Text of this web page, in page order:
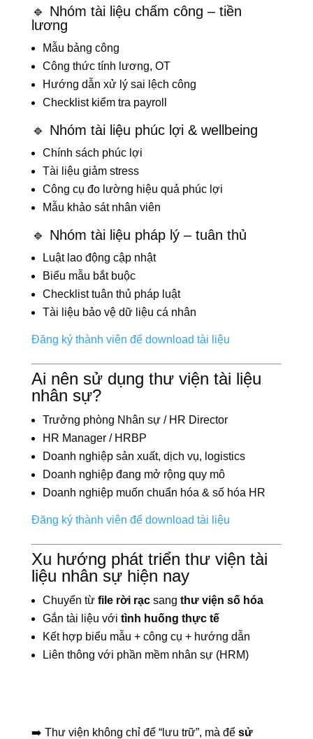
🔹 Nhóm tài liệu chấm công – tiền
lương
Mẫu bảng công
Công thức tính lương, OT
Hướng dẫn xử lý sai lệch công
Checklist kiểm tra payroll
🔹 Nhóm tài liệu phúc lợi & wellbeing
Chính sách phúc lợi
Tài liệu giảm stress
Công cụ đo lường hiệu quả phúc lợi
Mẫu khảo sát nhân viên
🔹 Nhóm tài liệu pháp lý – tuân thủ
Luật lao động cập nhật
Biểu mẫu bắt buộc
Checklist tuân thủ pháp luật
Tài liệu bảo vệ dữ liệu cá nhân
Đăng ký thành viên để download tài liệu
Ai nên sử dụng thư viện tài liệu
nhân sự?
Trưởng phòng Nhân sự / HR Director
HR Manager / HRBP
Doanh nghiệp sản xuất, dịch vụ, logistics
Doanh nghiệp đang mở rộng quy mô
Doanh nghiệp muốn chuẩn hóa & số hóa HR
Đăng ký thành viên để download tài liệu
Xu hướng phát triển thư viện tài
liệu nhân sự hiện nay
Chuyển từ file rời rạcsang thư viện số hóa
Gắn tài liệu với tình huống thực tế
Kết hợp biểu mẫu + công cụ + hướng dẫn
Liên thông với phần mềm nhân sự (HRM)
➡️ Thư viện không chỉ để “lưu trữ”, mà để sử